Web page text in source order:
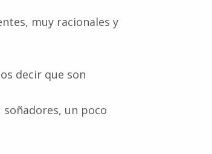
muy racionales y
decir que son
un poco